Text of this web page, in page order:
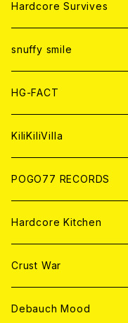
CD
ANALOG
CD
ANALOG
WORLD
CD
ANALOG
JAPAN
CD
ANALOG
WORLD
CD
ANALOG
Hardcore Survives
snuffy smile
HG-FACT
KiliKiliVilla
POGO77 RECORDS
Hardcore Kitchen
Crust War
Debauch Mood